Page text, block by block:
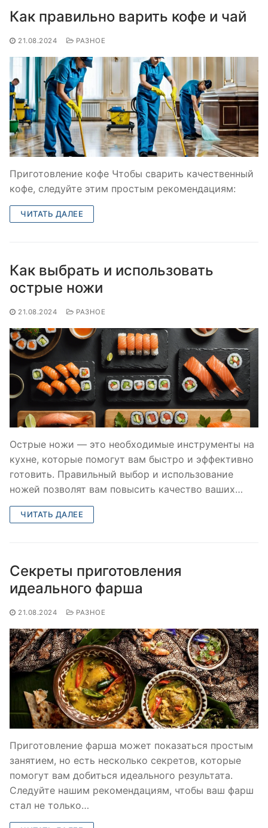
Как правильно варить кофе и чай
21.08.2024 РАЗНОЕ
Приготовление кофе Чтобы сварить качественный
кофе, следуйте этим простым рекомендациям:
ЧИТАТЬ ДАЛЕЕ
Как выбрать и использовать
острые ножи
21.08.2024 РАЗНОЕ
Острые ножи — это необходимые инструменты на
кухне, которые помогут вам быстро и эффективно
готовить. Правильный выбор и использование
ножей позволят вам повысить качество ваших…
ЧИТАТЬ ДАЛЕЕ
Секреты приготовления
идеального фарша
21.08.2024 РАЗНОЕ
Приготовление фарша может показаться простым
занятием, но есть несколько секретов, которые
помогут вам добиться идеального результата.
Следуйте нашим рекомендациям, чтобы ваш фарш
стал не только…